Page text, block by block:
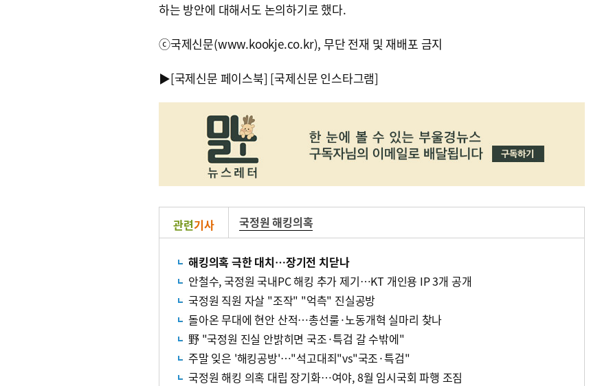
하는 방안에 대해서도 논의하기로 했다.
ⓒ국제신문(www.kookje.co.kr), 무단 전재 및 재배포 금지
▶[국제신문 페이스북] [국제신문 인스타그램]
관련기사 국정원 해킹의혹
해킹의혹 극한 대치…장기전 치닫나
안철수, 국정원 국내PC 해킹 추가 제기…KT 개인용 IP 3개 공개
국정원 직원 자살 "조작" "억측" 진실공방
돌아온 무대에 현안 산적…총선룰·노동개혁 실마리 찾나
野 "국정원 진실 안밝히면 국조·특검 갈 수밖에"
주말 잊은 '해킹공방'…"석고대죄"vs"국조·특검"
국정원 해킹 의혹 대립 장기화…여야, 8월 임시국회 파행 조짐